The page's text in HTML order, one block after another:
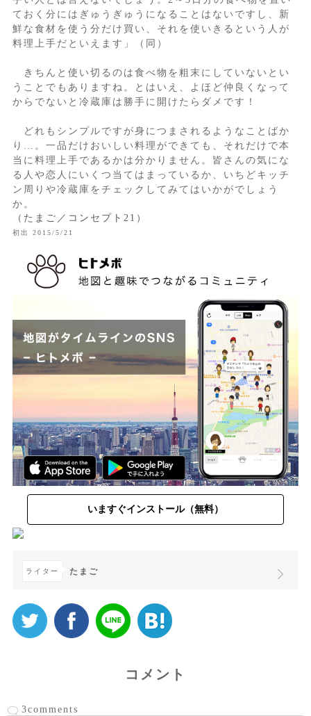
ておく分にはぎゅうぎゅうになることはないですし、新
鮮な食材を使う分だけ買い、それを使いきるという人が
料理上手だといえます」（同）
きちんと使い切るのは食べ物を粗末にしていないとい
うことでもありますね。とはいえ、よほど仲良くなって
からでないと冷蔵庫は勝手に開けたらダメです！
どれもシンプルですが身につまされるようなことばか
り…。一品だけおいしい料理ができても、それだけで本
当に料理上手であるかは分かりません。皆さんの気にな
る人や恋人にいくつ当てはまっているか、いちどキッチ
ン周りや冷蔵庫をチェックしてみてはいかがでしょう
か。
（たまご／コンセプト21）
初出 2015/5/21
いますぐインストール（無料）
ライター たまご
コメント
3comments